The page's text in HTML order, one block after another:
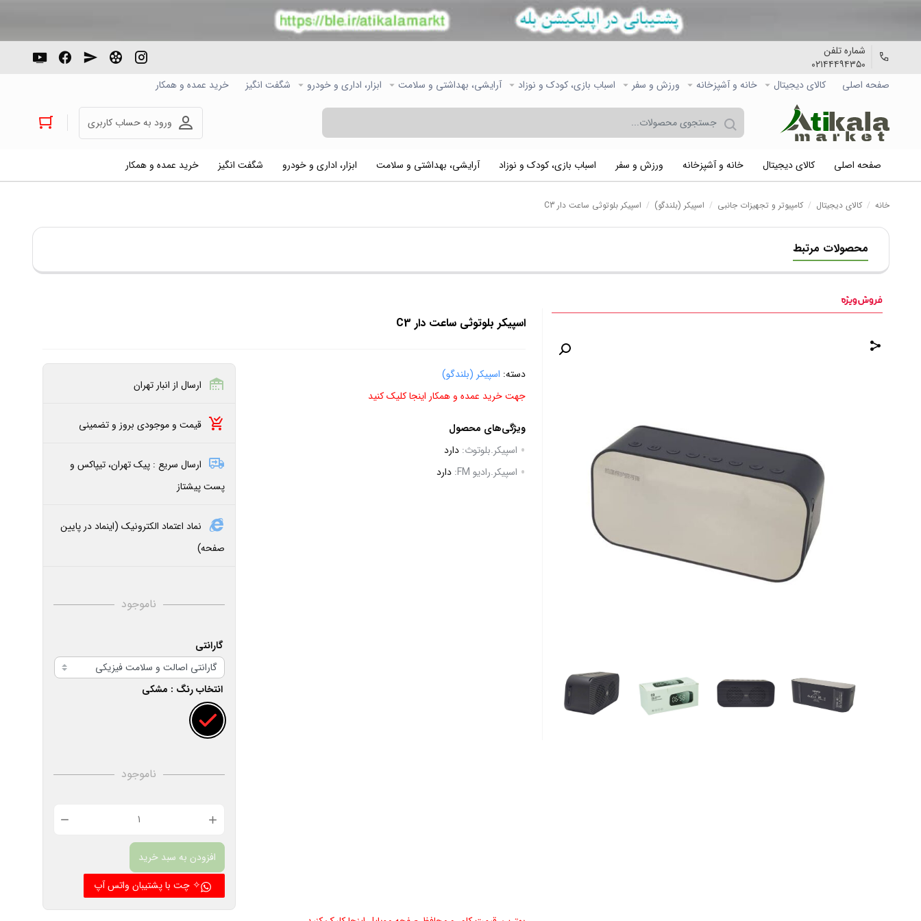
شماره تلفن
۰۲۱۴۴۴۹۴۳۵۰
صفحه اصلی
کالاي دیجیتال خانه و آشپزخانه ورزش و سفر اسباب بازی، کودک و نوزاد آرایشی، بهداشتی و سلامت ابزار، اداری و خودرو شگفت انگیز خرید عمده و همکار
ورود به حساب کاربری
صفحه اصلی کالاي دیجیتال خانه و آشپزخانه ورزش و سفر اسباب بازی، کودک و نوزاد آرایشی، بهداشتی و سلامت ابزار، اداری و خودرو شگفت انگیز خرید عمده و همکار
خانه / کالاي دیجیتال / کامپیوتر و تجهیزات جانبی / اسپیکر (بلندگو) / اسپیکر بلوتوثی ساعت دار C3
محصولات مرتبط
اسپیکر بلوتوثی ساعت دار C3
دسته: اسپیکر (بلندگو)
جهت خرید عمده و همکار اینجا کلیک کنید
ویژگی‌های محصول
اسپیکر.بلوتوث: دارد
اسپیکر.رادیو FM:
دارد
ارسال از انبار تهران
قیمت و موجودی بروز و تضمینی
ارسال سریع : پیک تهران، تیپاکس و
پست پیشتاز
نماد اعتماد الکترونیک (اینماد در پایین
صفحه)
ناموجود
گارانتی
انتخاب رنگ : مشکی
ناموجود
افزودن به سبد خرید
✧ چت با پشتیبان واتس آپ